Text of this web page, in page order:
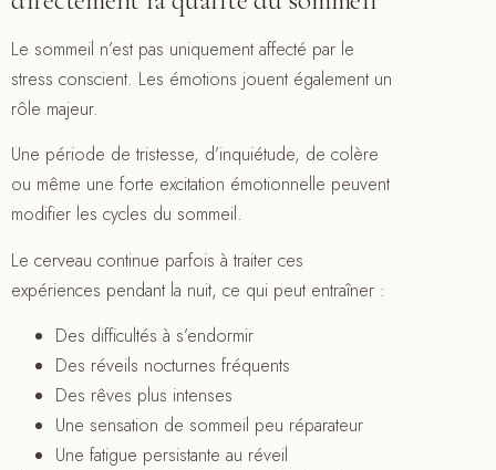
Le sommeil n’est pas uniquement affecté par le
stress conscient. Les émotions jouent également un
rôle majeur.
Une période de tristesse, d’inquiétude, de colère
ou même une forte excitation émotionnelle peuvent
modifier les cycles du sommeil.
Le cerveau continue parfois à traiter ces
expériences pendant la nuit, ce qui peut entraîner :
Des difficultés à s’endormir
Des réveils nocturnes fréquents
Des rêves plus intenses
Une sensation de sommeil peu réparateur
Une fatigue persistante au réveil